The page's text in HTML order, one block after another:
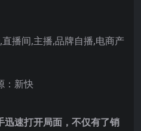
：新快
速打开局面，不仅有了销